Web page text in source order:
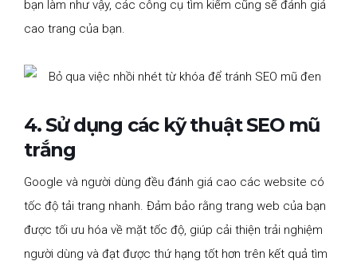
bạn làm như vậy, các công cụ tìm kiếm cũng sẽ đánh giá
cao trang của bạn.
4. Sử dụng các kỹ thuật SEO mũ
trắng
Google và người dùng đều đánh giá cao các website có
tốc độ tải trang nhanh. Đảm bảo rằng trang web của bạn
được tối ưu hóa về mặt tốc độ, giúp cải thiện trải nghiệm
người dùng và đạt được thứ hạng tốt hơn trên kết quả tìm